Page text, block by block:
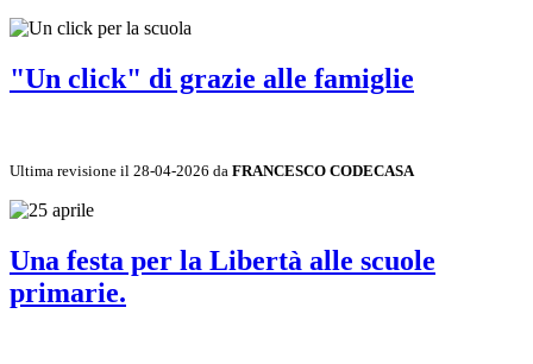
"Un click" di grazie alle famiglie
Ultima revisione il 28-04-2026 da FRANCESCO CODECASA
Una festa per la Libertà alle scuole
primarie.